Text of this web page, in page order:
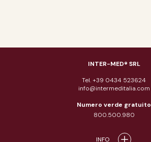
INTER-MED® SRL
Tel. +39 0434 523624
info@intermeditalia.com
Numero verde gratuito
800.500.980
INFO